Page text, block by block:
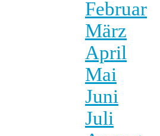
Februar
März
April
Mai
Juni
Juli